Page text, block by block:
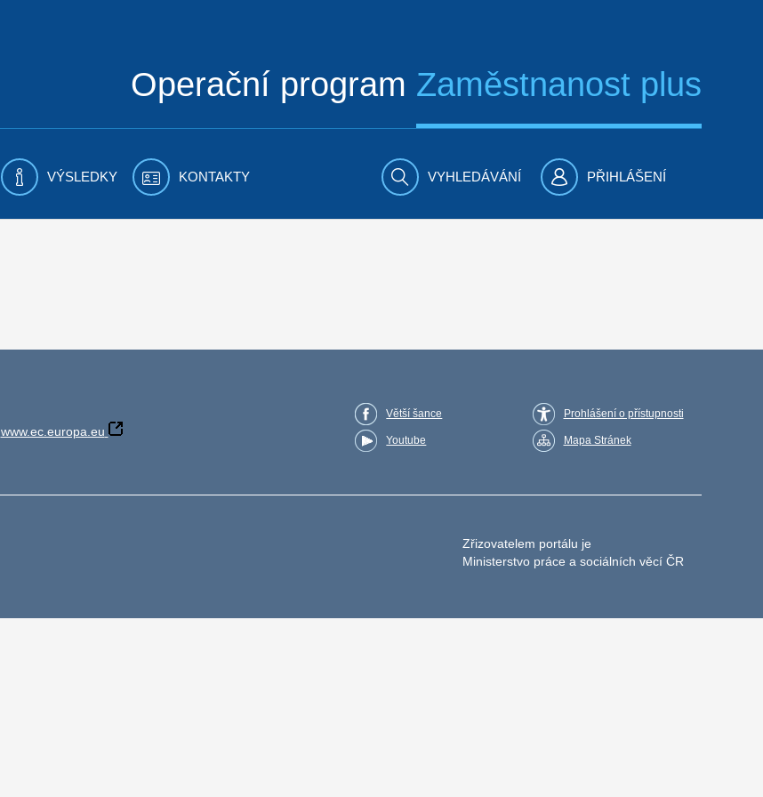
Operační program Zaměstnanost plus
VÝSLEDKY KONTAKTY VYHLEDÁVÁNÍ PŘIHLÁŠENÍ
www.ec.europa.eu
Větší šance
Youtube
Prohlášení o přístupnosti
Mapa Stránek
Zřizovatelem portálu je
Ministerstvo práce a sociálních věcí ČR